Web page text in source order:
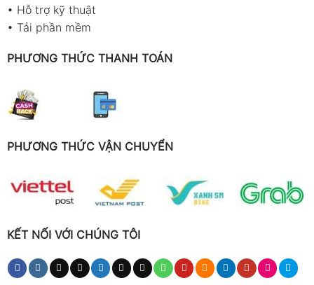
• Hỗ trợ kỹ thuật
• Tải phần mềm
PHƯƠNG THỨC THANH TOÁN
PHƯƠNG THỨC VẬN CHUYỂN
KẾT NỐI VỚI CHÚNG TÔI